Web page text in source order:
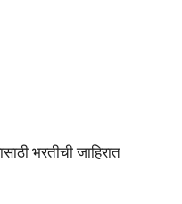
भरतीची जाहिरात